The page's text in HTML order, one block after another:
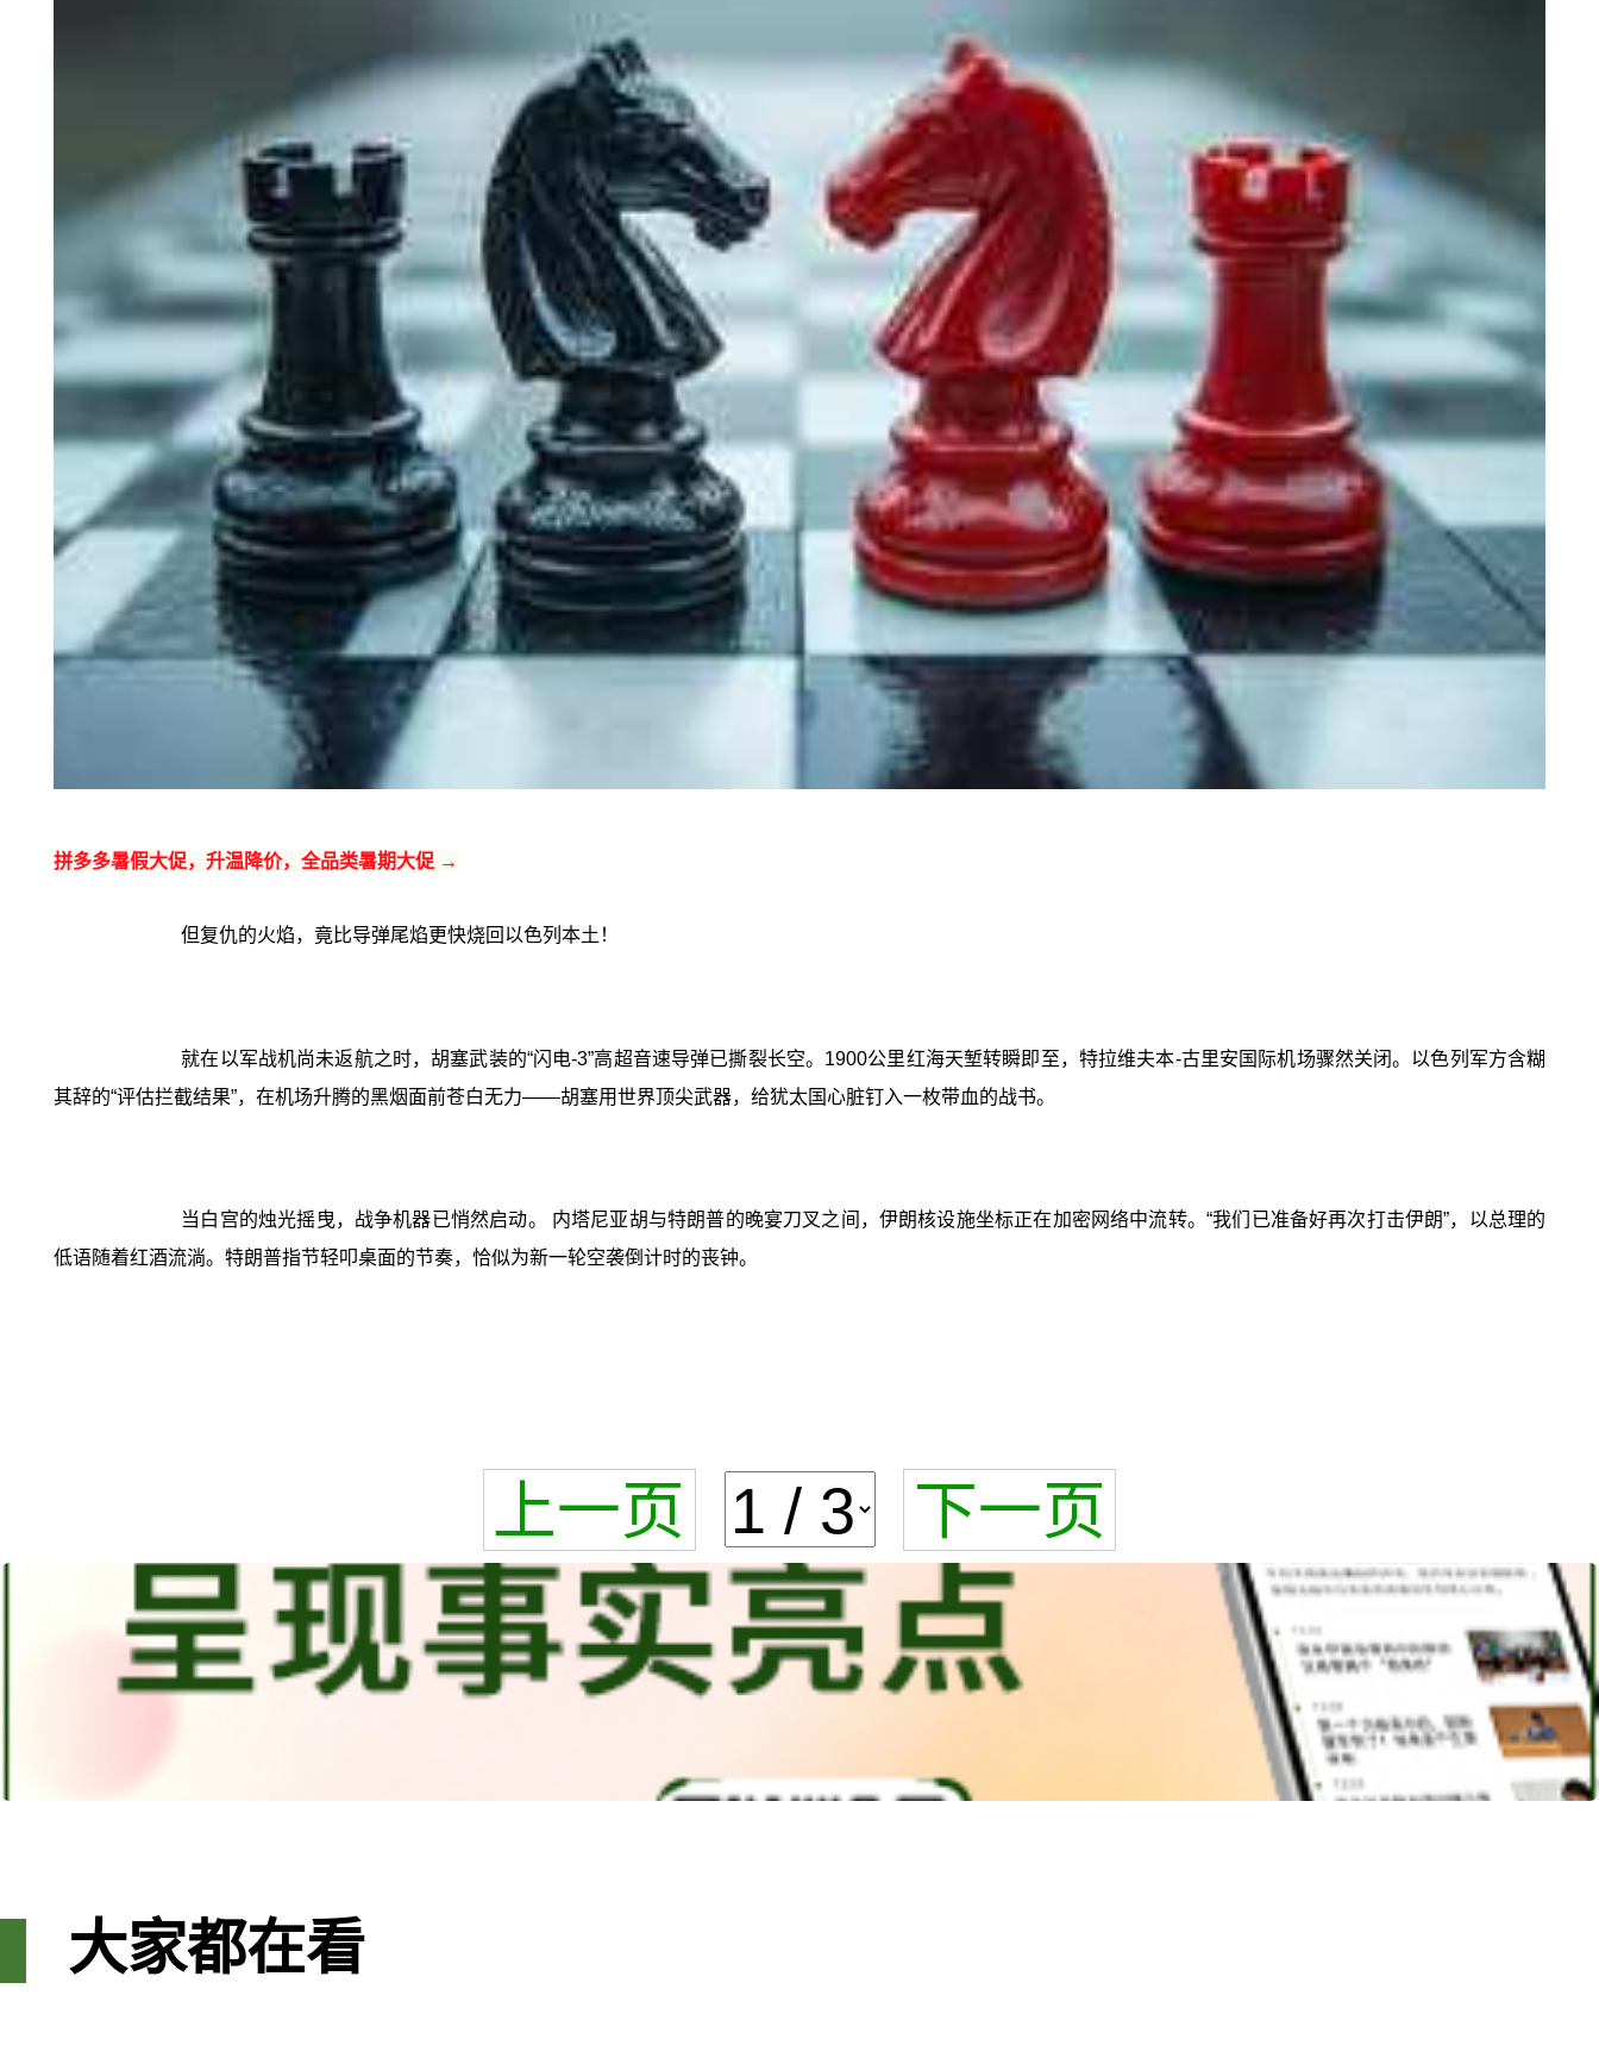
拼多多暑假大促，升温降价，全品类暑期大促 →
但复仇的火焰，竟比导弹尾焰更快烧回以色列本土！
就在以军战机尚未返航之时，胡塞武装的“闪电-3”高超音速导弹已撕裂长空。1900公里红海天堑转瞬即至，特拉维夫本-古里安国际机场骤然关闭。以色列军方含糊
其辞的“评估拦截结果”，在机场升腾的黑烟面前苍白无力——胡塞用世界顶尖武器，给犹太国心脏钉入一枚带血的战书。
当白宫的烛光摇曳，战争机器已悄然启动。 内塔尼亚胡与特朗普的晚宴刀叉之间，伊朗核设施坐标正在加密网络中流转。“我们已准备好再次打击伊朗”，以总理的
低语随着红酒流淌。特朗普指节轻叩桌面的节奏，恰似为新一轮空袭倒计时的丧钟。
上一页 下一页
大家都在看